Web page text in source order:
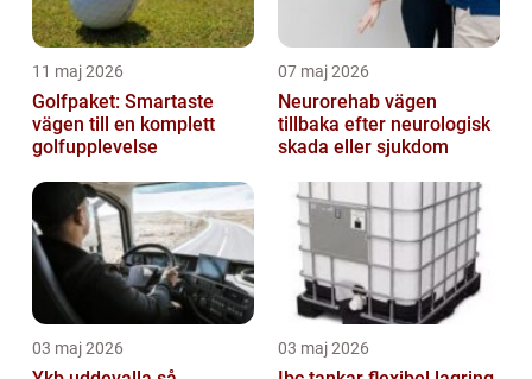
11 maj 2026
Golfpaket: Smartaste
vägen till en komplett
golfupplevelse
07 maj 2026
Neurorehab vägen
tillbaka efter neurologisk
skada eller sjukdom
03 maj 2026 03 maj 2026